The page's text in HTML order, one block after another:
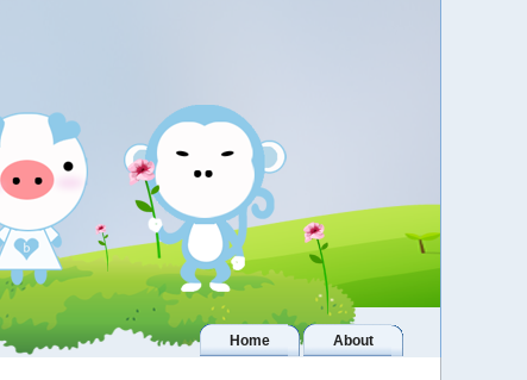
Home About